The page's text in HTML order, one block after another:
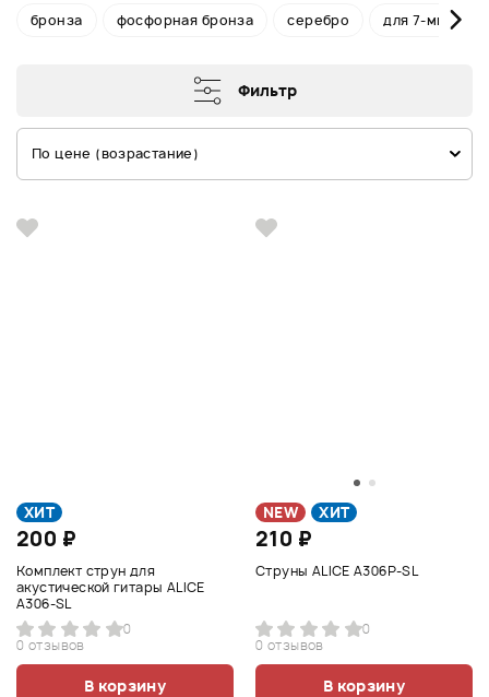
бронза фосфорная бронза серебро для 7-ми
Фильтр
По цене (возрастание)
ХИТ
200 ₽
Комплект струн для
акустической гитары ALICE
A306-SL
0
0 отзывов
В корзину
NEW ХИТ
210 ₽
Струны ALICE A306P-SL
0
0 отзывов
В корзину